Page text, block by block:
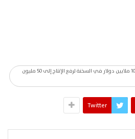
مدبولي يفتتح توسعات مصنع أدوية بـ10 ملايين دولار في السخنة لرفع الإنتاج إلى 50 مليون
Twitter